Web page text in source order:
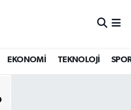
EKONOMİ TEKNOLOJİ